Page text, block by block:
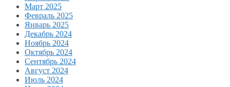
Март 2025
Февраль 2025
Январь 2025
Декабрь 2024
Ноябрь 2024
Октябрь 2024
Сентябрь 2024
Август 2024
Июль 2024